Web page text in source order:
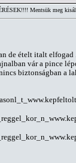
Mentsük meg
de ételt italt
vár a pince
biztonságban a